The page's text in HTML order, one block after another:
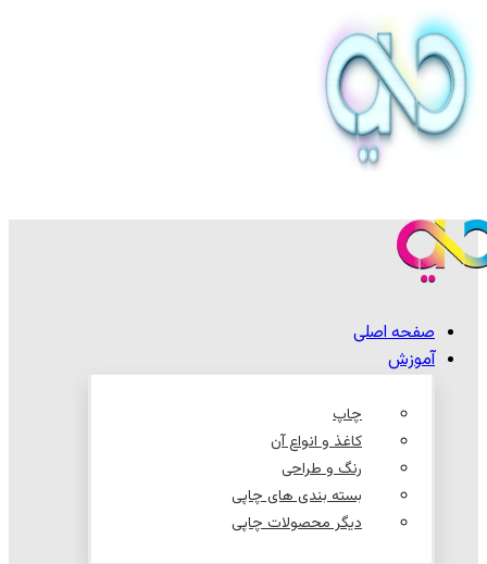
صفحه اصلی
آموزش
چاپ
کاغذ و انواع آن
رنگ و طراحی
بسته بندی های چاپی
دیگر محصولات چاپی